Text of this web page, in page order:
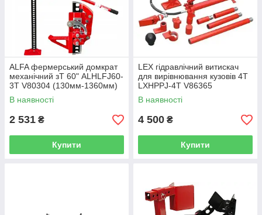
ALFA фермерський домкрат
механічний зТ 60" ALHLFJ60-
3T V80304 (130мм-1360мм)
В наявності
2 531 ₴
Купити
LEX гідравлічний витискач
для вирівнювання кузовів 4Т
LXHPPJ-4T V86365
В наявності
4 500 ₴
Купити